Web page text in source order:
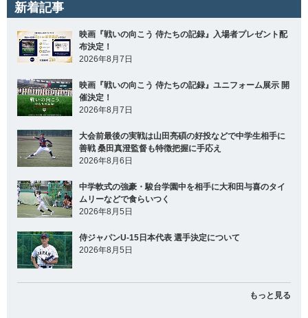
新着記事
映画『戦いの向こう 侍たちの記録』入場者プレゼント配
布決定！
2026年8月7日
映画『戦いの向こう 侍たちの記録』ユニフォーム展示 開
催決定！
2026年8月7日
大会前最後の実戦は山田亮碩の好投などで中学生相手に
善戦 桑田真澄監督も特徴把握に手応え
2026年8月6日
中学軟式の強豪・駿台学園中を相手に大和田与喜のタイ
ムリーなどで食らいつく
2026年8月5日
侍ジャパンU-15日本代表 選手決定について
2026年8月5日
もっと見る